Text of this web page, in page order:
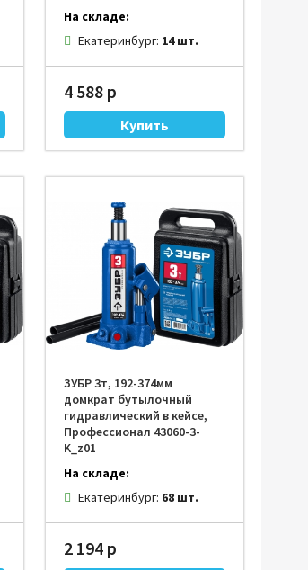
На складе:
Екатеринбург: 14 шт.
4 588 р
ЗУБР 3т, 192-374мм
домкрат бутылочный
гидравлический в кейсе,
Профессионал 43060-3-
K_z01
На складе:
Екатеринбург: 68 шт.
2 194 р